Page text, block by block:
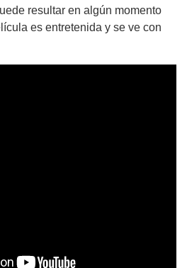
resultar en algún momento
es entretenida y se ve con